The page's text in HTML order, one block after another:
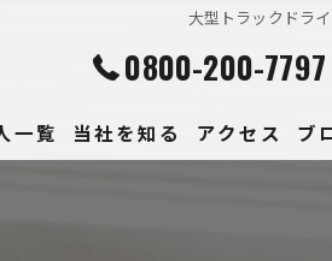
大型トラックドラ
0800-200-7797
一覧 当社を知る アクセス ブ